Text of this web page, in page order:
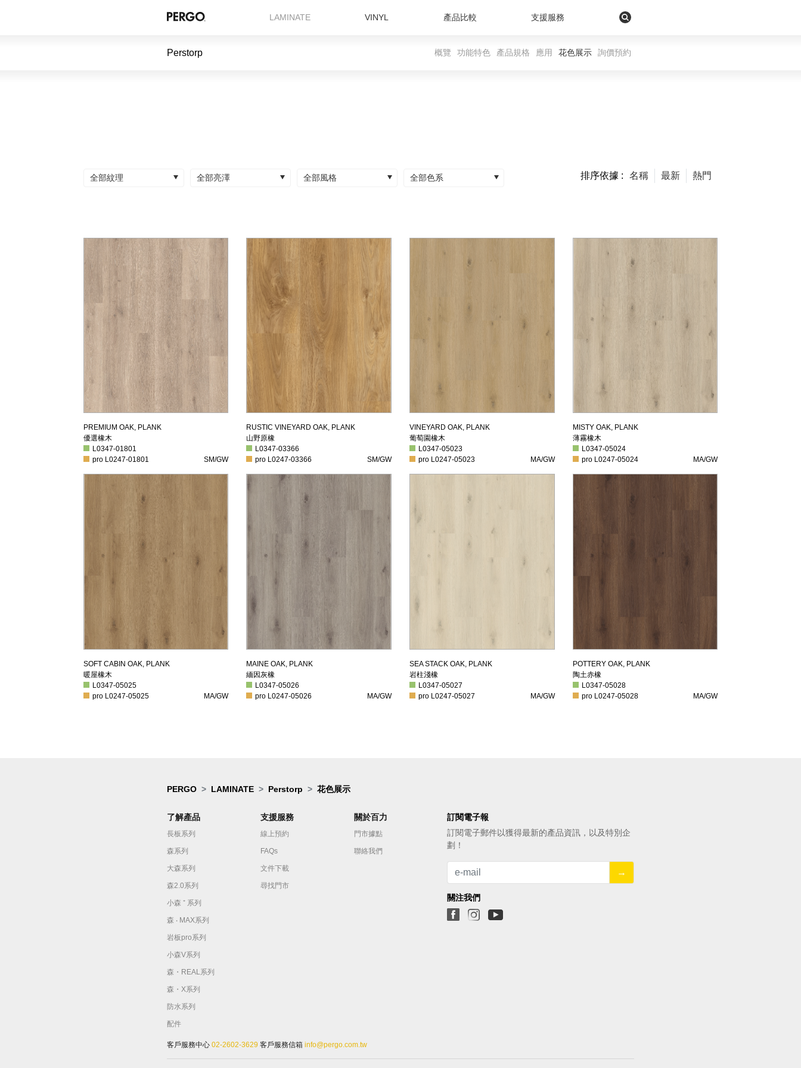
LAMINATE VINYL 產品比較 支援服務
Perstorp 概覽 功能特色 產品規格 應用 花色展示 詢價預約
全部紋理 全部亮澤 全部風格 全部色系 排序依據 : 名稱 最新 熱門
優選橡木
L0347-01801
pro L0247-01801
PREMIUM OAK, PLANK
優選橡木
L0347-01801
pro L0247-01801
SM/GW
山野原橡
L0347-03366
pro L0247-03366
RUSTIC VINEYARD OAK, PLANK
山野原橡
L0347-03366
pro L0247-03366
SM/GW
葡萄園橡木
L0347-05023
pro L0247-05023
VINEYARD OAK, PLANK
葡萄園橡木
L0347-05023
pro L0247-05023
MA/GW
薄霧橡木
L0347-05024
pro L0247-05024
MISTY OAK, PLANK
薄霧橡木
L0347-05024
pro L0247-05024
MA/GW
暖屋橡木
L0347-05025
pro L0247-05025
SOFT CABIN OAK, PLANK
暖屋橡木
L0347-05025
pro L0247-05025
MA/GW
緬因灰橡
L0347-05026
pro L0247-05026
MAINE OAK, PLANK
緬因灰橡
L0347-05026
pro L0247-05026
MA/GW
岩柱淺橡
L0347-05027
pro L0247-05027
SEA STACK OAK, PLANK
岩柱淺橡
L0347-05027
pro L0247-05027
MA/GW
陶土赤橡
L0347-05028
pro L0247-05028
POTTERY OAK, PLANK
陶土赤橡
L0347-05028
pro L0247-05028
MA/GW
PERGO LAMINATE Perstorp 花色展示
了解產品
長板系列
森系列
大森系列
森2.0系列
小森 ⁺ 系列
森 ‧ MAX系列
岩板pro系列
小森V系列
森・REAL系列
森・X系列
防水系列
配件
支援服務
線上預約
FAQs
文件下載
尋找門市
關於百力
門市據點
聯絡我們
訂閱電子報
訂閱電⼦郵件以獲得最新的產品資訊，以及特別企
劃！
→
關注我們
客⼾服務中⼼02-2602-3629 客⼾服務信箱 info@pergo.com.tw